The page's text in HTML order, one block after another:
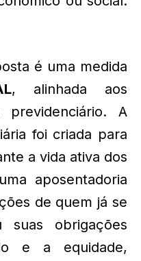
é uma medida
, alinhada aos
previdenciário. A
foi criada para
a vida ativa dos
aposentadoria
de quem já se
suas obrigações
e a equidade,